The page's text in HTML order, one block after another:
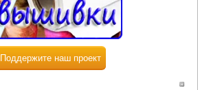
Поддержите наш проект